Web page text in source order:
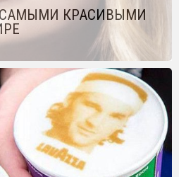
КРАСИВЫМИ